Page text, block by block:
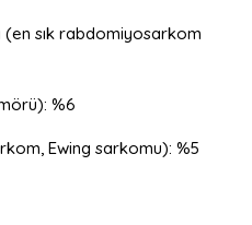
sık rabdomiyosarkom
%6
Ewing sarkomu): %5